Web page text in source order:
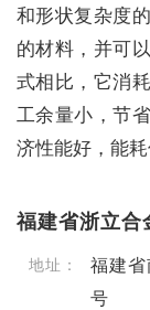
和形状复杂度
的材料，并可
式相比，它消
工余量小，节
济性能好，能耗
福建省浙立合
地址：
福建
号